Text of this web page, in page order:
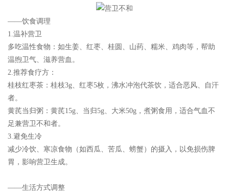
——饮食调理
1.温补营卫
多吃温性食物：如生姜、红枣、桂圆、山药、糯米、鸡肉等，帮助
温煦卫气、滋养营血。
2.推荐食疗方：
桂枝红枣茶：桂枝3g、红枣5枚，沸水冲泡代茶饮，适合恶风、自汗
者。
黄芪当归粥：黄芪15g、当归5g、大米50g，煮粥食用，适合气血不
足兼营卫不和者。
3.避免生冷
减少冷饮、寒凉食物（如西瓜、苦瓜、螃蟹）的摄入，以免损伤脾
胃，影响营卫生成。
——生活方式调整